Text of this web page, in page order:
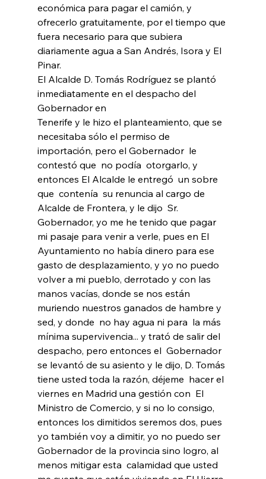
económica para pagar el camión, y
ofrecerlo gratuitamente, por el tiempo que
fuera necesario para que subiera
diariamente agua a San Andrés, Isora y El
Pinar.
El Alcalde D. Tomás Rodríguez se plantó
inmediatamente en el despacho del
Gobernador en
Tenerife y le hizo el planteamiento, que se
necesitaba sólo el permiso de
importación, pero el Gobernador  le
contestó que  no podía  otorgarlo, y
entonces El Alcalde le entregó  un sobre
que  contenía  su renuncia al cargo de
Alcalde de Frontera, y le dijo  Sr.
Gobernador, yo me he tenido que pagar
mi pasaje para venir a verle, pues en El
Ayuntamiento no había dinero para ese
gasto de desplazamiento, y yo no puedo
volver a mi pueblo, derrotado y con las
manos vacías, donde se nos están
muriendo nuestros ganados de hambre y
sed, y donde  no hay agua ni para  la más
mínima supervivencia... y trató de salir del
despacho, pero entonces el  Gobernador
se levantó de su asiento y le dijo, D. Tomás
tiene usted toda la razón, déjeme  hacer el
viernes en Madrid una gestión con  El
Ministro de Comercio, y si no lo consigo,
entonces los dimitidos seremos dos, pues
yo también voy a dimitir, yo no puedo ser
Gobernador de la provincia sino logro, al
menos mitigar esta  calamidad que usted